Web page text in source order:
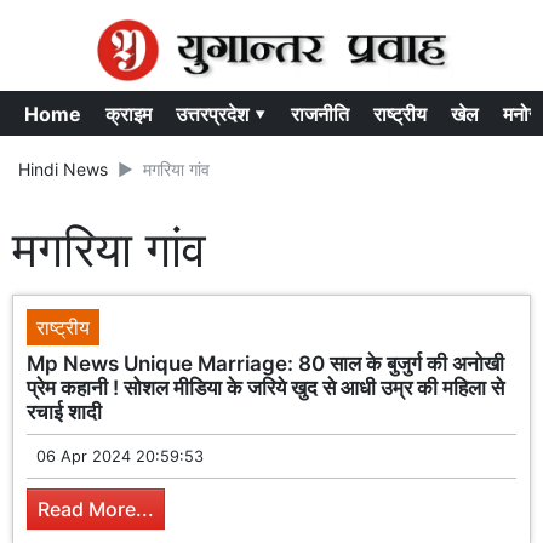
Home क्राइम उत्तरप्रदेश ▾ राजनीति राष्ट्रीय खेल
Hindi News मगरिया गांव
मगरिया गांव
राष्ट्रीय
Mp News Unique Marriage: 80 साल के बुजुर्ग की अनोखी
प्रेम कहानी ! सोशल मीडिया के जरिये खुद से आधी उम्र की महिला से
रचाई शादी
06 Apr 2024 20:59:53
Read More...